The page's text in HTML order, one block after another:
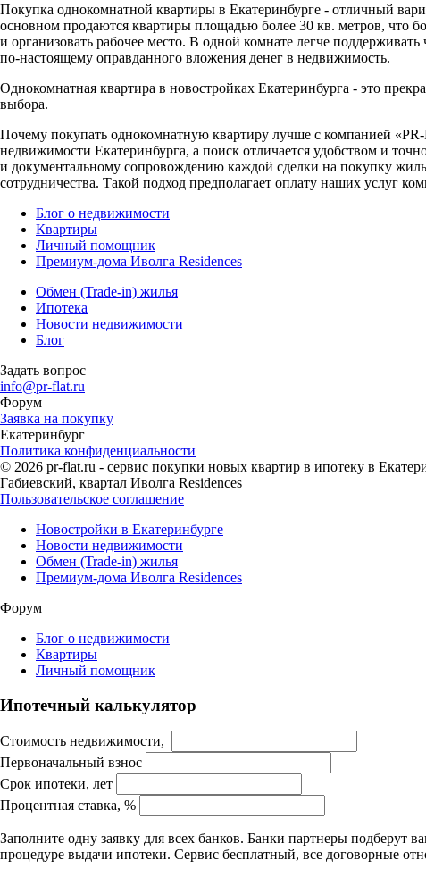
Покупка однокомнатной квартиры в Екатеринбурге - отличный
основном продаются квартиры площадью более 30 кв. метров, что
и организовать рабочее место. В одной комнате легче
по-настоящему оправданного вложения денег в недвижимость.
Однокомнатная квартира в новостройках Екатеринбурга - это
выбора.
Почему покупать однокомнатную квартиру лучше с компанией
недвижимости Екатеринбурга, а поиск отличается удобством и
и документальному сопровождению каждой сделки на покупку
сотрудничества. Такой подход предполагает оплату наших услуг
Блог о недвижимости
Квартиры
Личный помощник
Премиум-дома Иволга Residences
Обмен (Trade-in) жилья
Ипотека
Новости недвижимости
Блог
Задать вопрос
info@pr-flat.ru
Форум
Заявка на покупку
Екатеринбург
Политика конфиденциальности
© 2026 pr-flat.ru - сервис покупки новых квартир в ипотеку в
Габиевский, квартал Иволга Residences
Пользовательское соглашение
Новостройки в Екатеринбурге
Новости недвижимости
Обмен (Trade-in) жилья
Премиум-дома Иволга Residences
Форум
Блог о недвижимости
Квартиры
Личный помощник
Ипотечный калькулятор
Стоимость недвижимости,
Первоначальный взнос
Срок ипотеки, лет
Процентная ставка, %
Заполните одну заявку для всех банков. Банки партнеры
процедуре выдачи ипотеки. Сервис бесплатный, все договорные